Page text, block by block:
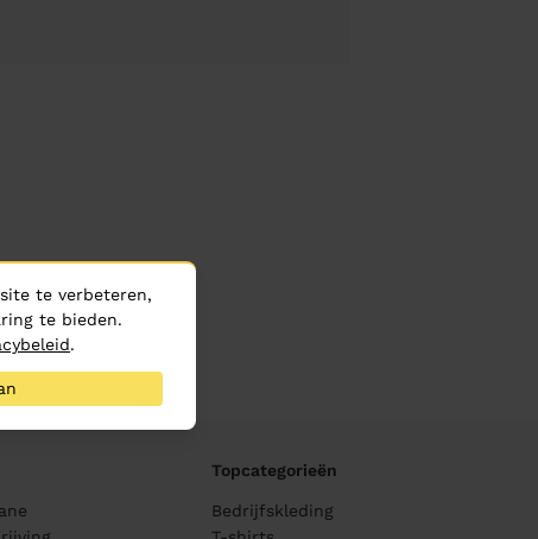
Topcategorieën
Bedrijfskleding
te verbeteren,
te bieden.
.